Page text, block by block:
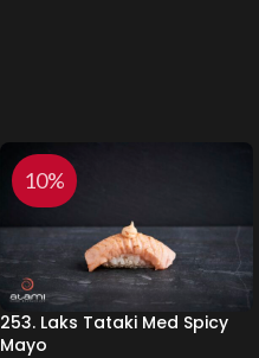
10%
253. Laks Tataki Med Spicy
Mayo